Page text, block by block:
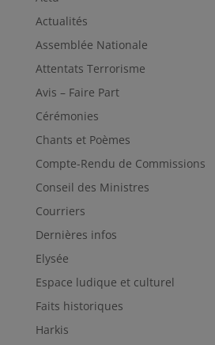
Actualités
Assemblée Nationale
Attentats Terrorisme
Avis – Faire Part
Cérémonies
Chants et Poèmes
Compte-Rendu de Commissions
Conseil des Ministres
Courriers
Dernières infos
Elysée
Espace ludique et culturel
Faits historiques
Harkis